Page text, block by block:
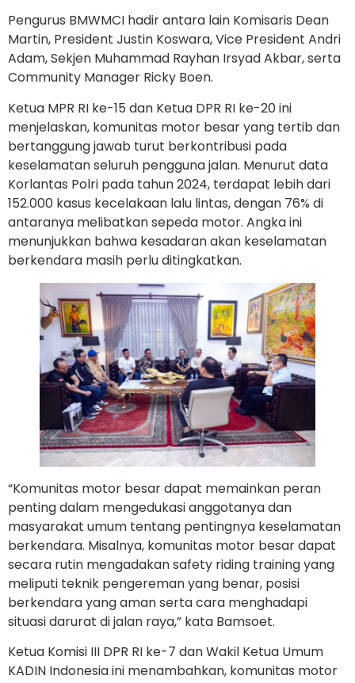
Pengurus BMWMCI hadir antara lain Komisaris Dean
Martin, President Justin Koswara, Vice President Andri
Adam, Sekjen Muhammad Rayhan Irsyad Akbar, serta
Community Manager ⁠Ricky Boen.
Ketua MPR RI ke-15 dan Ketua DPR RI ke-20 ini
menjelaskan, komunitas motor besar yang tertib dan
bertanggung jawab turut berkontribusi pada
keselamatan seluruh pengguna jalan. Menurut data
Korlantas Polri pada tahun 2024, terdapat lebih dari
152.000 kasus kecelakaan lalu lintas, dengan 76% di
antaranya melibatkan sepeda motor. Angka ini
menunjukkan bahwa kesadaran akan keselamatan
berkendara masih perlu ditingkatkan.
“Komunitas motor besar dapat memainkan peran
penting dalam mengedukasi anggotanya dan
masyarakat umum tentang pentingnya keselamatan
berkendara. Misalnya, komunitas motor besar dapat
secara rutin mengadakan safety riding training yang
meliputi teknik pengereman yang benar, posisi
berkendara yang aman serta cara menghadapi
situasi darurat di jalan raya,” kata Bamsoet.
Ketua Komisi III DPR RI ke-7 dan Wakil Ketua Umum
KADIN Indonesia ini menambahkan, komunitas motor